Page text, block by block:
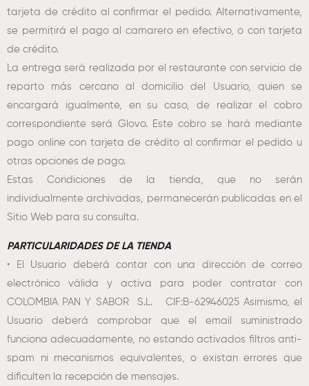
tarjeta de crédito al confirmar el pedido. Alternativamente,
se permitirá el pago al camarero en efectivo, o con tarjeta
de crédito.
La entrega será realizada por el restaurante con servicio de
reparto más cercano al domicilio del Usuario, quien se
encargará igualmente, en su caso, de realizar el cobro
correspondiente será Glovo. Este cobro se hará mediante
pago online con tarjeta de crédito al confirmar el pedido u
otras opciones de pago.
Estas Condiciones de la tienda, que no serán
individualmente archivadas, permanecerán publicadas en el
Sitio Web para su consulta.
PARTICULARIDADES DE LA TIENDA
• El Usuario deberá contar con una dirección de correo
electrónico válida y activa para poder contratar con
COLOMBIA PAN Y SABOR S.L. CIF:B-62946025 Asimismo, el
Usuario deberá comprobar que el email suministrado
funciona adecuadamente, no estando activados filtros anti-
spam ni mecanismos equivalentes, o existan errores que
dificulten la recepción de mensajes.